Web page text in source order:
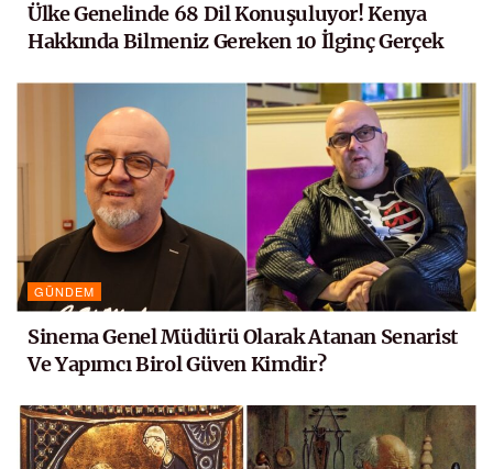
Ülke Genelinde 68 Dil Konuşuluyor! Kenya
Hakkında Bilmeniz Gereken 10 İlginç Gerçek
GÜNDEM
Sinema Genel Müdürü Olarak Atanan Senarist
Ve Yapımcı Birol Güven Kimdir?